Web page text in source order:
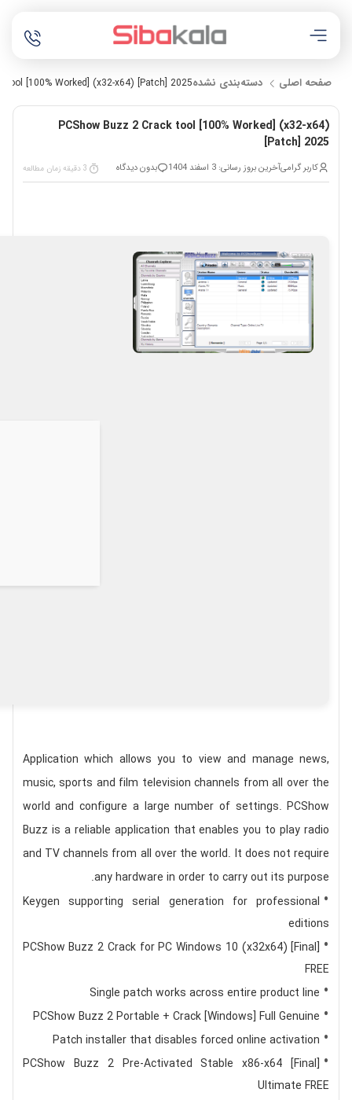
صفحه اصلی دسته‌بندی نشدهtool [100% Worked] (x32-x64) [Patch] 2025
PCShow Buzz 2 Crack tool [100% Worked] (x32-x64)
[Patch] 2025
کاربر گرامیآخرین بروز رسانی: 3 اسفند 1404 بدون دیدگاه 3 دقیقه زمان مطالعه
Application which allows you to view and manage news,
music, sports and film television channels from all over the
world and configure a large number of settings. PCShow
Buzz is a reliable application that enables you to play radio
and TV channels from all over the world. It does not require
any hardware in order to carry out its purpose.
Keygen supporting serial generation for professional
editions
PCShow Buzz 2 Crack for PC Windows 10 (x32x64) [Final]
FREE
Single patch works across entire product line
PCShow Buzz 2 Portable + Crack [Windows] Full Genuine
Patch installer that disables forced online activation
PCShow Buzz 2 Pre-Activated Stable x86-x64 [Final]
Ultimate FREE